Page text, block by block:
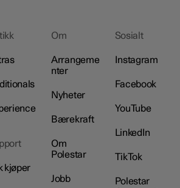
kjøper
Om
Arrangeme
nter
Nyheter
Bærekraft
Om
Polestar
Jobb
Sosialt
Instagram
Facebook
YouTube
LinkedIn
TikTok
Polestar